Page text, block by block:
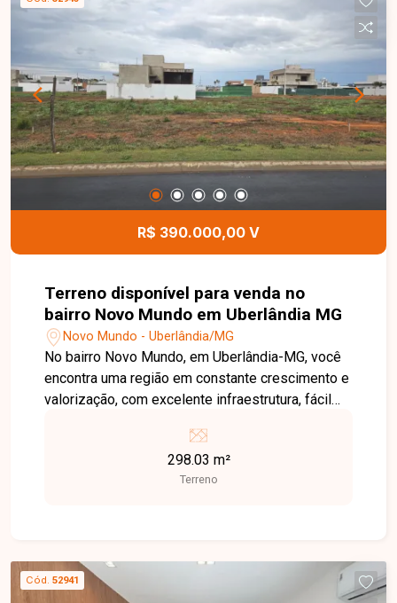
garagem. O excelente espaço externo
proporciona diversas possibilidades de
ampliação, construção de área gourmet, piscina
ou novos projetos, agregando ainda mais valor ao
imóvel. Esta é uma excelente oportunidade para
quem busca uma casa espaçosa, bem localizada
e com amplo terreno no bairro Custódio Pereira.
Agende uma visita e venha conhecer todos os
detalhes deste imóvel.
R$ 390.000,00 V
Terreno disponível para venda no
bairro Novo Mundo em Uberlândia MG
Novo Mundo - Uberlândia/MG
No bairro Novo Mundo, em Uberlândia-MG, você
encontra uma região em constante crescimento e
valorização, com excelente infraestrutura, fácil
grande potencial de investimento, além de estar
próxima a supermercados, escolas, farmácias e
metros de profundidade, oferecendo ótima
configuração para a construção de um projeto
298.03 m²
Terreno
Cód. 52941